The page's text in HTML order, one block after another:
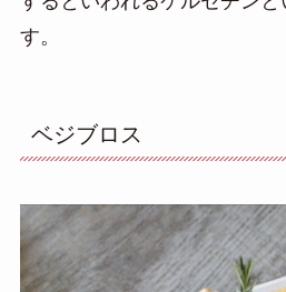
す。
ベジブロス